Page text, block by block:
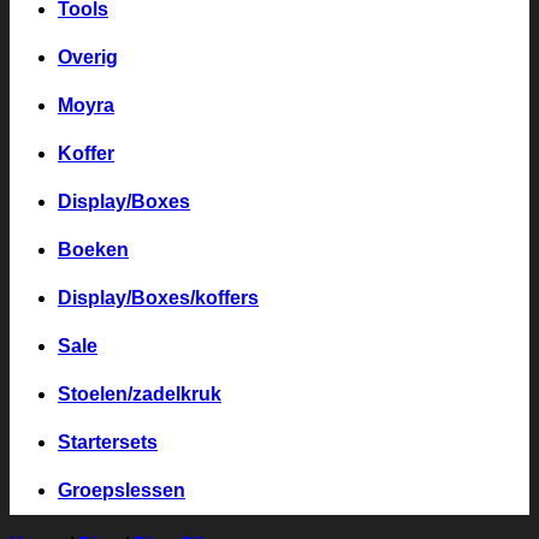
Tools
Overig
Moyra
Koffer
Display/Boxes
Boeken
Display/Boxes/koffers
Sale
Stoelen/zadelkruk
Startersets
Groepslessen